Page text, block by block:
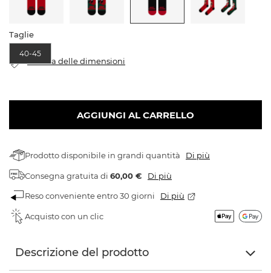
Taglie
40-45
Tabella delle dimensioni
AGGIUNGI AL CARRELLO
Prodotto disponibile in grandi quantità Di più
Consegna gratuita di 60,00 € Di più
Reso conveniente entro 30 giorni Di più
Acquisto con un clic
Descrizione del prodotto